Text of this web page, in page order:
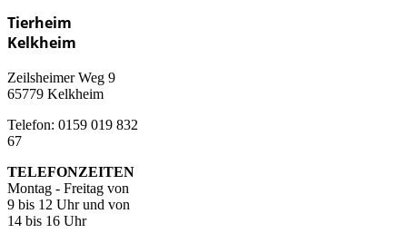
Tierheim
Kelkheim
Zeilsheimer Weg 9
65779 Kelkheim
Telefon: 0159 019 832
67
TELEFONZEITEN
Montag - Freitag von
9 bis 12 Uhr und von
14 bis 16 Uhr